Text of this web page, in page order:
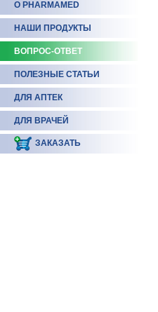
О PHARMAMED
НАШИ ПРОДУКТЫ
ВОПРОС-ОТВЕТ
ПОЛЕЗНЫЕ СТАТЬИ
ДЛЯ АПТЕК
ДЛЯ ВРАЧЕЙ
ЗАКАЗАТЬ